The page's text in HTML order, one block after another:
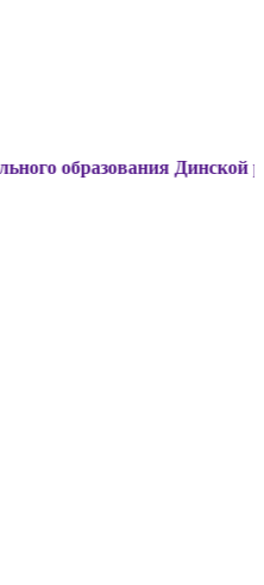
Динской район